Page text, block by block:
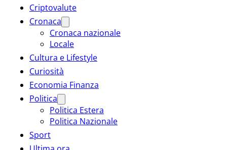
Criptovalute
Cronaca
Cronaca nazionale
Locale
Cultura e Lifestyle
Curiosità
Economia Finanza
Politica
Politica Estera
Politica Nazionale
Sport